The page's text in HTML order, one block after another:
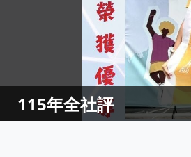
115年全社評